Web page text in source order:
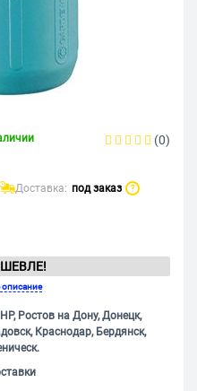
(0)
Доставка: под заказ ?
Ростов на Дону, Донецк,
Краснодар, Бердянск,